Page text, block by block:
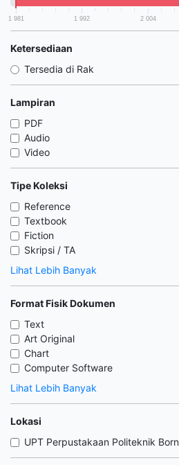
1 981 1 992 2 004
Ketersediaan
Tersedia di Rak
Lampiran
PDF
Audio
Video
Tipe Koleksi
Reference
Textbook
Fiction
Skripsi / TA
Lihat Lebih Banyak
Format Fisik Dokumen
Text
Art Original
Chart
Computer Software
Lihat Lebih Banyak
Lokasi
UPT Perpustakaan Politeknik